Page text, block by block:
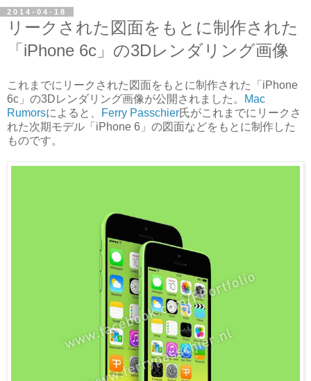
2014-04-18
リークされた図面をもとに制作された
「iPhone 6c」の3Dレンダリング画像
これまでにリークされた図面をもとに制作された「iPhone
6c」の3Dレンダリング画像が公開されました。
Mac
Rumorsによると、 Ferry Passchier氏がこれまでにリークさ
れた次期モデル「iPhone 6」の図面などをもとに制作した
ものです。